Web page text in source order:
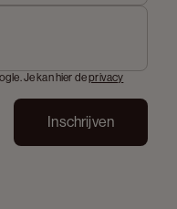
Je kan hier deprivacy
Inschrijven